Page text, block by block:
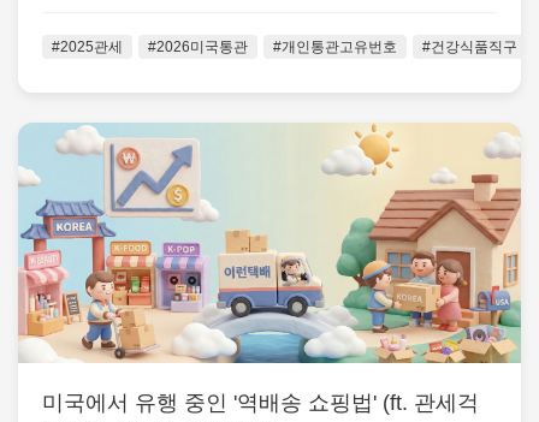
#2025관세 #2026미국통관 #개인통관고유번호 #건강식품직구
미국에서 유행 중인 '역배송 쇼핑법' (ft. 관세걱